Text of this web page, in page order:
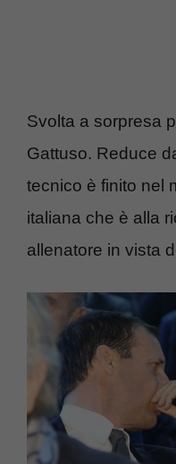
Svolta a sorpresa
Gattuso. Reduce
tecnico è finito nel
italiana che è alla
allenatore in vista